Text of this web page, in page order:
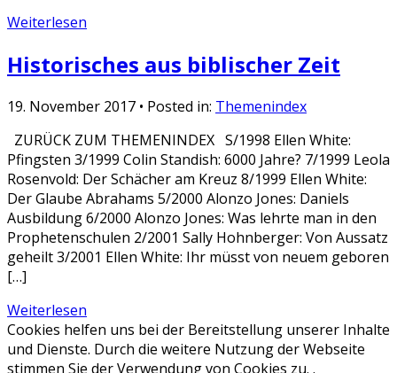
Weiterlesen
Historisches aus biblischer Zeit
19. November 2017 • Posted in: Themenindex
ZURÜCK ZUM THEMENINDEX S/1998 Ellen White:
Pfingsten 3/1999 Colin Standish: 6000 Jahre? 7/1999 Leola
Rosenvold: Der Schächer am Kreuz 8/1999 Ellen White:
Der Glaube Abrahams 5/2000 Alonzo Jones: Daniels
Ausbildung 6/2000 Alonzo Jones: Was lehrte man in den
Prophetenschulen 2/2001 Sally Hohnberger: Von Aussatz
geheilt 3/2001 Ellen White: Ihr müsst von neuem geboren
[…]
Weiterlesen
Cookies helfen uns bei der Bereitstellung unserer Inhalte
und Dienste. Durch die weitere Nutzung der Webseite
stimmen Sie der Verwendung von Cookies zu. .